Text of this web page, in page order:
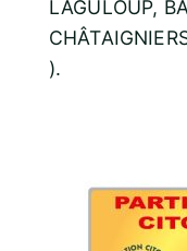
LAGULOUP,
).